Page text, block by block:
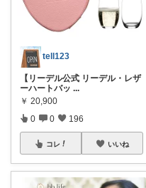
tell123
【リーデル公式 リーデル・レザ
ーハートバッ ...
￥ 20,900
0 0 196
コレ いいね